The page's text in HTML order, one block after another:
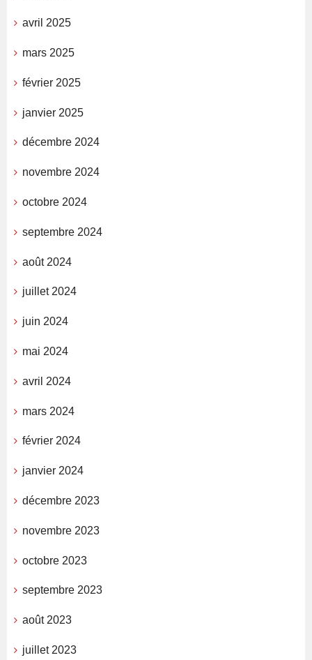
avril 2025
mars 2025
février 2025
janvier 2025
décembre 2024
novembre 2024
octobre 2024
septembre 2024
août 2024
juillet 2024
juin 2024
mai 2024
avril 2024
mars 2024
février 2024
janvier 2024
décembre 2023
novembre 2023
octobre 2023
septembre 2023
août 2023
juillet 2023